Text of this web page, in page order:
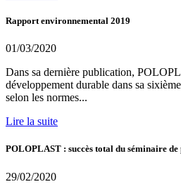
Rapport environnemental 2019
01/03/2020
Dans sa dernière publication,
développement durable dans sa
selon les normes...
Lire la suite
POLOPLAST : succès total du séminaire
29/02/2020